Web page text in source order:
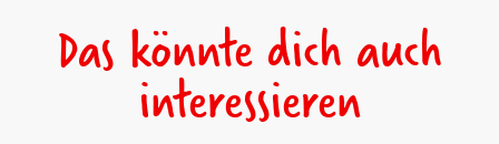
Das könnte dich auch
interessieren